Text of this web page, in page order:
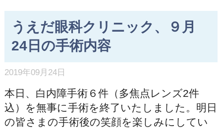
うえだ眼科クリニック、９月
24日の手術内容
2019年09月24日
本日、白内障手術６件（多焦点レンズ2件
込）を無事に手術を終了いたしました。明日
の皆さまの手術後の笑顔を楽しみにしてい